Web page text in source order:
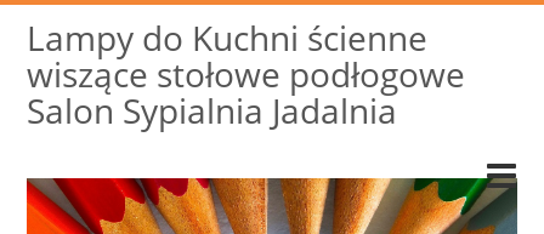
Lampy do Kuchni ścienne
wiszące stołowe podłogowe
Salon Sypialnia Jadalnia